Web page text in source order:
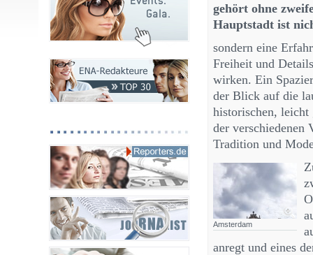
gehört ohne
Hauptstadt ist
sondern eine
Freiheit und
wirken. Ein
der Blick auf die
historischen, leicht
der verschiedenen
Tradition und
Amsterdam
anregt und eines